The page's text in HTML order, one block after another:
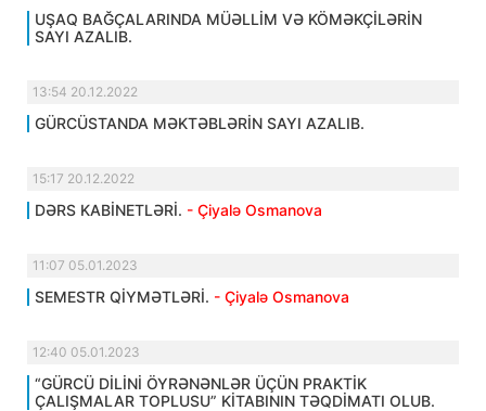
UŞAQ BAĞÇALARINDA MÜƏLLİM VƏ KÖMƏKÇİLƏRİN
SAYI AZALIB.
13:54 20.12.2022
GÜRCÜSTANDA MƏKTƏBLƏRİN SAYI AZALIB.
15:17 20.12.2022
DƏRS KABİNETLƏRİ. - Çiyalə Osmanova
11:07 05.01.2023
SEMESTR QİYMƏTLƏRİ. - Çiyalə Osmanova
12:40 05.01.2023
“GÜRCÜ DİLİNİ ÖYRƏNƏNLƏR ÜÇÜN PRAKTİK
ÇALIŞMALAR TOPLUSU” KİTABININ TƏQDİMATI OLUB.